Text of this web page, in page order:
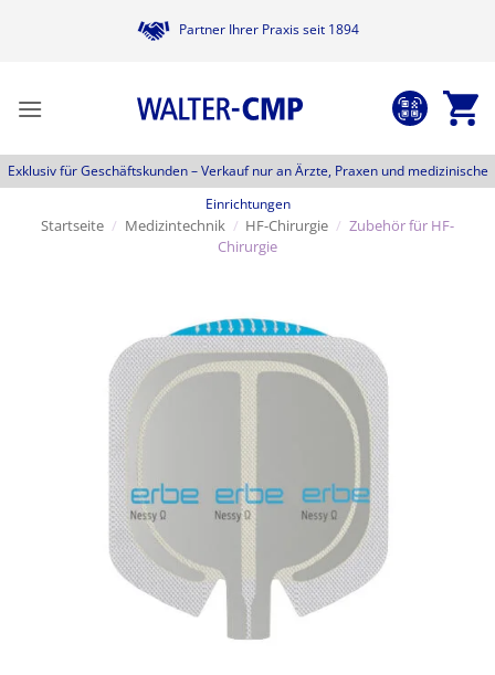
Partner Ihrer Praxis seit 1894
Exklusiv für Geschäftskunden –Verkauf nur an Ärzte, Praxen und medizinische
Einrichtungen
Startseite / Medizintechnik / HF-Chirurgie / Zubehör für HF-
Chirurgie